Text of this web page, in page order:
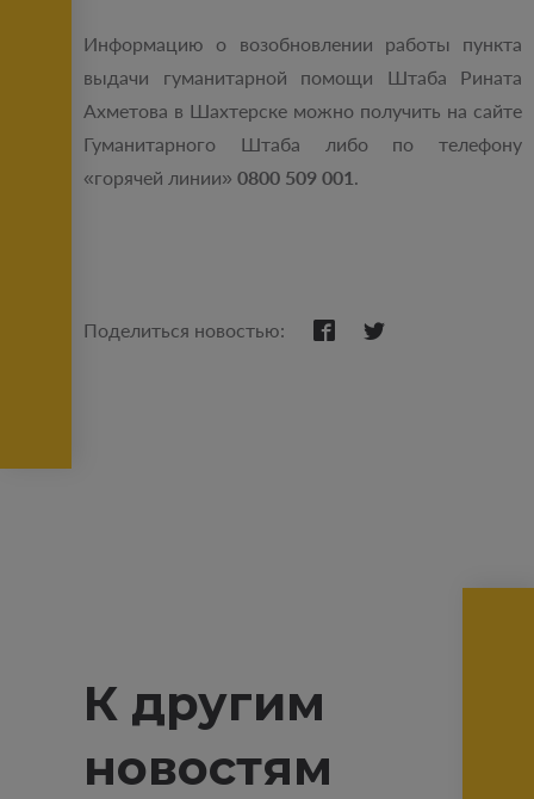
Информацию о возобновлении работы пункта
выдачи гуманитарной помощи Штаба Рината
Ахметова в Шахтерске можно получить на сайте
Гуманитарного Штаба либо по телефону
«горячей линии» 0800 509 001 .
Поделиться новостью:
К другим
новостям